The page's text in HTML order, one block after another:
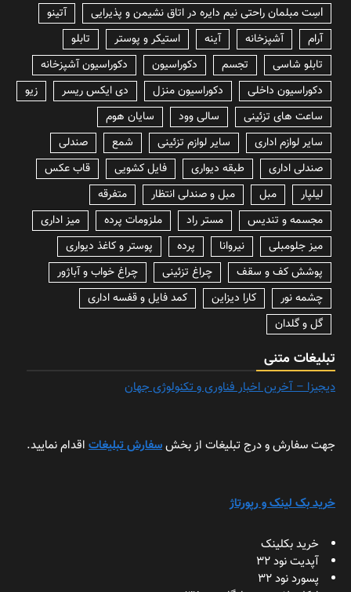
lسِت مبلمان راحتی نیم دایره در اتاق نشیمن و پذیرایی
آتینو
آرام
آشپزخانه آینه استیکر و پوستر
تابلو
تابلو شاسی
تجسم دکوراسیون
دکوراسیون آشپزخانه
دکوراسیون داخلی
دکوراسیون منزل دی ایکس ریسر
زیو
ساعت های تزئینی
سالی وود
سایان هوم
سایر لوازم اداری
سایر لوازم تزئینی شمع
صندلی
صندلی اداری
طبقه دیواری فایل کشویی
قاب عکس
لیلپار
مبل مبل و صندلی انتظار
متفرقه
مجسمه و تندیس
مستر راد ملزومات پرده
میز اداری
میز جلومبلی
نیروانا پرده
پوستر و کاغذ دیواری
پوشش کف و سقف
چراغ تزئینی
چراغ خواب و آباژور
چشمه نور
کارا دیزاین
کمد فایل و قفسه اداری
گل و گلدان
تبلیغات متنی
دیجیزا – آخرین اخبار فناوری و تکنولوژی جهان
جهت سفارش و درج تبلیغات از بخشسفارش تبلیغات اقدام نمایید.
خرید بک لینک و رپورتاژ
خرید بکلینک
آپدیت نود 32
پسورد نود 32